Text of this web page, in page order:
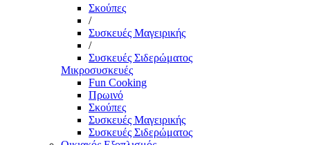
Σκούπες
/
Συσκευές Μαγειρικής
/
Συσκευές Σιδερώματος
Μικροσυσκευές
Fun Cooking
Πρωινό
Σκούπες
Συσκευές Μαγειρικής
Συσκευές Σιδερώματος